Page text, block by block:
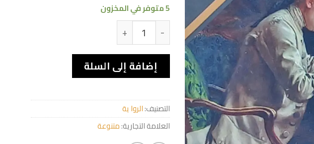
5 متوفر في المخزون
كمية الشاعر إدمون روستان
إضافة إلى السلة
التصنيف:الروا ية
العلامة التجارية:متنوعة